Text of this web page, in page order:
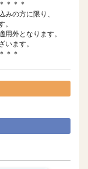
＊＊＊
みの方に限り、
。
外となります。
ます。
＊＊